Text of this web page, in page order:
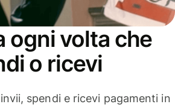
ogni volta che
o ricevi
spendi e ricevi pagamenti in